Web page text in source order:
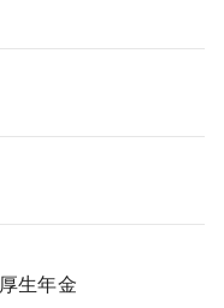
生年金